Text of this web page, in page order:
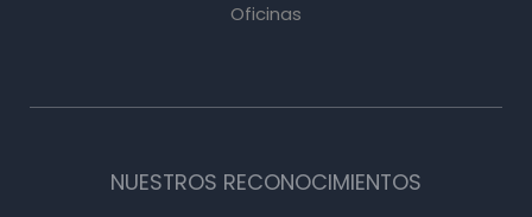
Oficinas
NUESTROS RECONOCIMIENTOS